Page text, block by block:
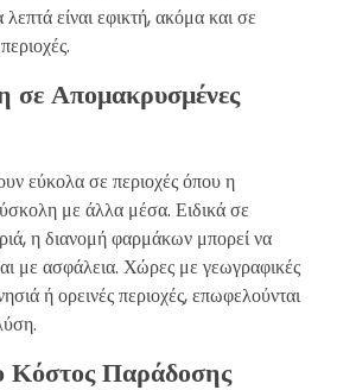
είναι εφικτή, ακόμα και σε
σε Απομακρυσμένες
εύκολα σε περιοχές όπου η
με άλλα μέσα. Ειδικά σε
η διανομή φαρμάκων μπορεί να
με ασφάλεια. Χώρες με γεωγραφικές
ή ορεινές περιοχές, επωφελούνται
Κόστος Παράδοσης